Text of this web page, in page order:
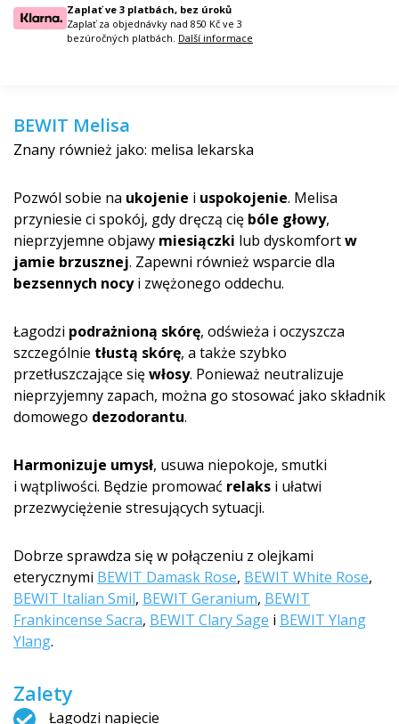
Zaplať ve 3 platbách, bez úroků
Zaplať za objednávky nad 850 Kč ve 3
bezúročných platbách. Další informace
BEWIT Melisa
Znany również jako: melisa lekarska
Pozwól sobie na ukojenie i uspokojenie. Melisa
przyniesie ci spokój, gdy dręczą cię bóle głowy,
nieprzyjemne objawy miesiączki lub dyskomfortw
jamie brzusznej. Zapewni również wsparcie dla
bezsennych nocyi zwężonego oddechu.
Łagodzi podrażnioną skórę, odświeża i oczyszcza
szczególnie tłustą skórę, a także szybko
przetłuszczające sięwłosy. Ponieważ neutralizuje
nieprzyjemny zapach, można go stosować jako składnik
domowego dezodorantu.
Harmonizuje umysł, usuwa niepokoje, smutki
i wątpliwości. Będzie promować relaks i ułatwi
przezwyciężenie stresujących sytuacji.
Dobrze sprawdza się w połączeniu z olejkami
eterycznymi BEWIT Damask Rose, BEWIT White Rose,
BEWIT Italian Smil, BEWIT Geranium, BEWIT
Frankincense Sacra, BEWIT Clary Sage i BEWIT Ylang
Ylang.
Zalety
Łagodzi napięcie